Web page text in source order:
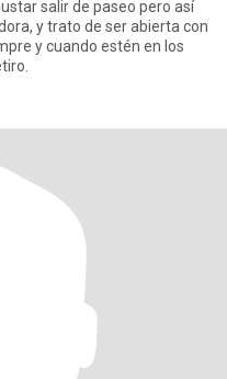
salir de paseo pero así
y trato de ser abierta con
y cuando estén en los